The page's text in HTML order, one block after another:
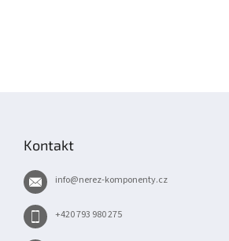
Kontakt
info@nerez-komponenty.cz
+420 793 980 275